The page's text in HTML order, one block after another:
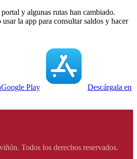
y algunas rutas han cambiado.
la app para consultar saldos y hacer
Google Play
Descárgala en
Todos los derechos reservados.